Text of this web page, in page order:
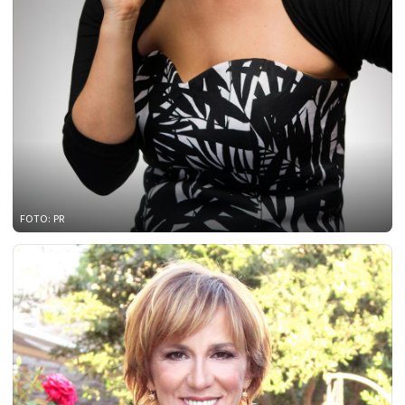
FOTO: PR